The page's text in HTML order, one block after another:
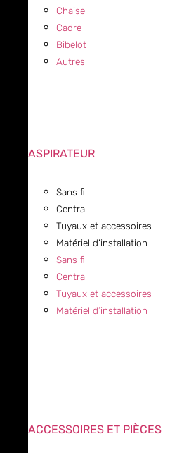
Chaise
Cadre
Bibelot
Autres
ASPIRATEUR
Sans fil
Central
Tuyaux et accessoires
Matériel d’installation
Sans fil
Central
Tuyaux et accessoires
Matériel d’installation
ACCESSOIRES ET PIÈCES